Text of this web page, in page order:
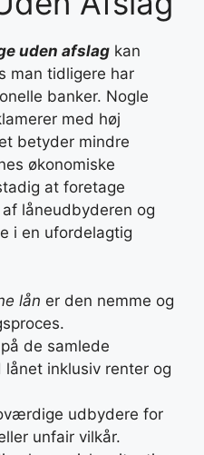
uden afslag kan
man tidligere har
banker. Nogle
med høj
betyder mindre
økonomiske
at foretage
låneudbyderen og
i en ufordelagtig
lån er den nemme og
de samlede
lånet inklusiv renter og
udbydere for
unfair vilkår.